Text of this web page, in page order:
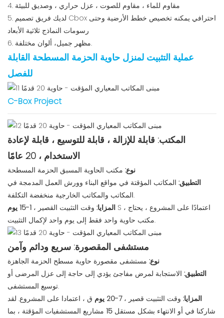
4. مقاوم للماء ، مقاوم للصوت ، عزل حراري ، وصديق للبيئة
5. لديك فريق تصميم Cbox احترافي يمكنه تخصيص خطط الأرضية وحتى
رسومات النماذج ثلاثية الأبعاد
6. مظهر جميل، ألوان مختلفة.
عملية التثبيت لمنزل حاوية الحزمة المسطحة القابلة
للفصل
C-Box Project
المكتب: قابلة للإزالة ، قابلة للتوسيع ، قابلة لإعادة
الاستخدام ، 20 عامًا
نوع: مكتب الحاوية المسبق الحزمة المسطحة
التطبيق: المكاتب المؤقتة في مواقع البناء وورش العمل المدمجة في
المكاتب والمكاتب الخارجية منخفضة التكلفة.
المزايا: وقت التثبيت القصير ،
S ، اعتمادًا على المشروع ، يحتاج
مكتب حاوية واحد فقط إلى يوم واحد لإكمال التثبيت.
مستشفى المقصورة: سريع ودائم وآمن
نوع: مستشفى مقصورة حاوية مسطح الحزمة الجاهزة
التطبيق: الاستجابة لمرض مفاجئ يؤدي إلى حاجة إلى عزل المرضى أو
توسيع المستشفى.
المزايا: وقت التثبيت قصير ،7-20 يوم
ق ، اعتمادا على المشروع. لقد
شاركنا في أو الانتهاء بشكل مستقل 15 مشاريع المستشفيات المؤقتة ، بما